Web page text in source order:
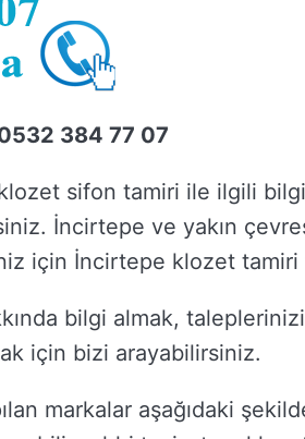
384 77 07
sifon tamiri ile ilgili
İncirtepe ve yakın
için İncirtepe klozet tamiri
bilgi almak,
için bizi arayabilirsiniz.
markalar aşağıdaki